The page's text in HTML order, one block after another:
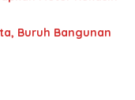
Buruh Bangunan